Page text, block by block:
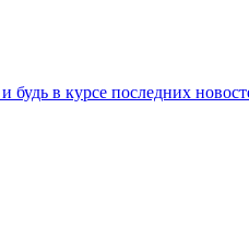
будь в курсе последних